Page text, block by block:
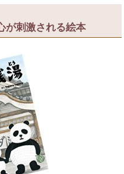
が刺激される絵本